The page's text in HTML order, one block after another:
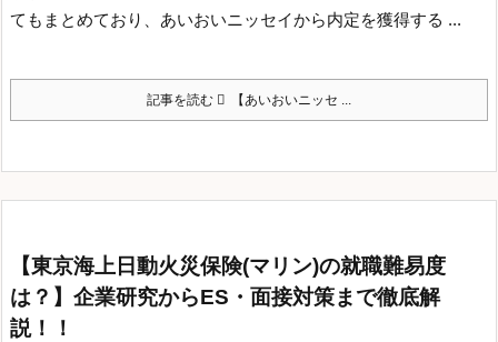
てもまとめており、あいおいニッセイから内定を獲得する ...
記事を読む 【あいおいニッセ ...
【東京海上日動火災保険(マリン)の就職難易度
は？】企業研究からES・面接対策まで徹底解
説！！